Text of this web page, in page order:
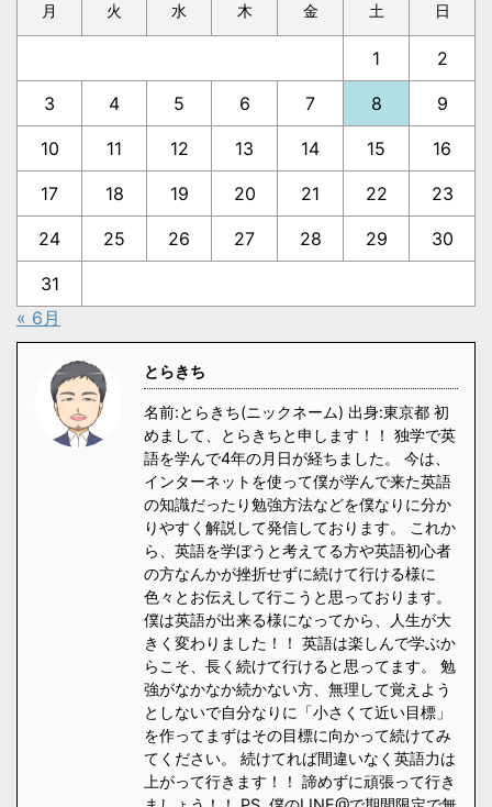
月 火 水 木 金 土 日
1 2
3 4 5 6 7 8 9
10 11 12 13 14 15 16
17 18 19 20 21 22 23
24 25 26 27 28 29 30
31
« 6月
とらきち
名前:とらきち(ニックネーム) 出身:東京都 初
めまして、とらきちと申します！！ 独学で英
語を学んで4年の月日が経ちました。 今は、
インターネットを使って僕が学んで来た英語
の知識だったり勉強方法などを僕なりに分か
りやすく解説して発信しております。 これか
ら、英語を学ぼうと考えてる方や英語初心者
の方なんかが挫折せずに続けて行ける様に
色々とお伝えして行こうと思っております。
僕は英語が出来る様になってから、人生が大
きく変わりました！！ 英語は楽しんで学ぶか
らこそ、長く続けて行けると思ってます。 勉
強がなかなか続かない方、無理して覚えよう
としないで自分なりに「小さくて近い目標」
を作ってまずはその目標に向かって続けてみ
てください。 続けてれば間違いなく英語力は
上がって行きます！！ 諦めずに頑張って行き